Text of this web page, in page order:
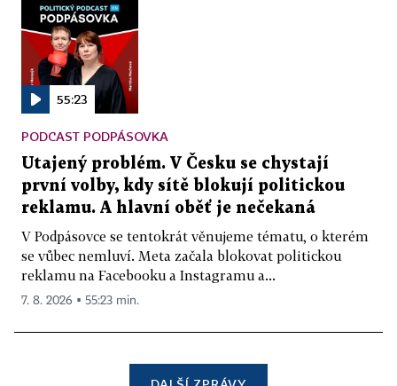
55:23
PODCAST PODPÁSOVKA
Utajený problém. V Česku se chystají
první volby, kdy sítě blokují politickou
reklamu. A hlavní oběť je nečekaná
V Podpásovce se tentokrát věnujeme tématu, o kterém
se vůbec nemluví. Meta začala blokovat politickou
reklamu na Facebooku a Instagramu a...
7. 8. 2026 ▪ 55:23 min.